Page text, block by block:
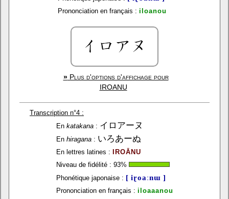
Prononciation en français : iloanou
»Plus d'options d'affichage pour
IROANU
Transcription n°4 :
En katakana: イロアーヌ
En hiragana: いろあーぬ
En lettres latines :
IROĀNU
Niveau de fidélité : 93%
Phonétique japonaise : [ iɽoaːnɯ ]
Prononciation en français : iloaaanou